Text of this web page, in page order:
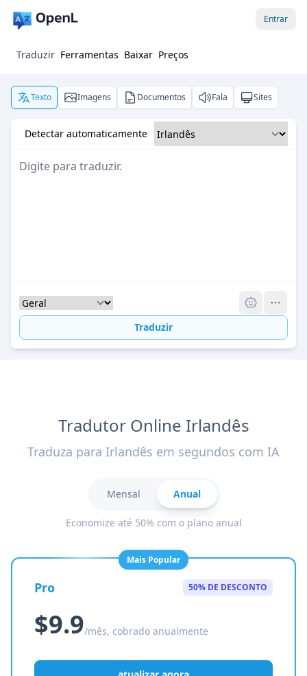
Entrar
Traduzir Ferramentas Baixar Preços
Texto Imagens Documentos Fala Sites
Detectar automaticamente
Traduzir
Tradutor Online Irlandês
Traduza para Irlandês em segundos com IA
Mensal Anual
Economize até 50% com o plano anual
Mais Popular
Pro 50% DE DESCONTO
$9.9/mês, cobrado anualmente